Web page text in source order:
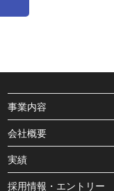
事業内容
会社概要
実績
採用情報・エントリー